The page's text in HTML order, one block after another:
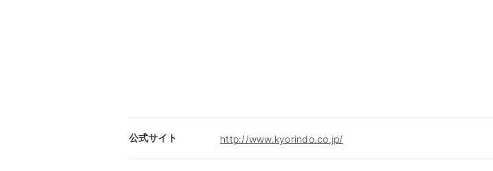
公式サイト http://www.kyorindo.co.jp/